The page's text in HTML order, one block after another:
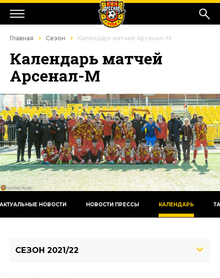
Главная Сезон Календарь матчей Арсенал-М
Календарь матчей
Арсенал-М
АКТУАЛЬНЫЕ НОВОСТИ НОВОСТИ ПРЕССЫ КАЛЕНДАРЬ
СЕЗОН 2021/22